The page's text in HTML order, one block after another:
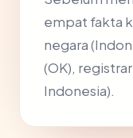
empat fakta
negara
(OK),
Indonesia).